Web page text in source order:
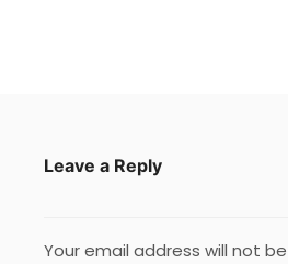
Leave a Reply
Your email address will not